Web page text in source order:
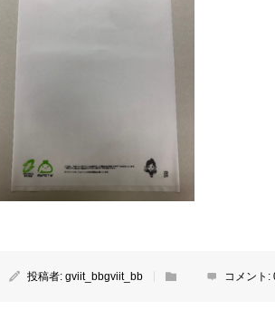
投稿者: gviit_bbgviit_bb コメント: